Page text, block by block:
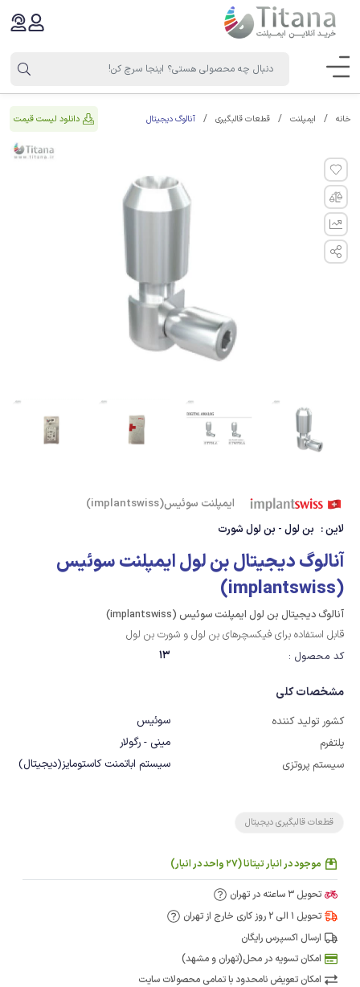
خانه ایمپلنت قطعات قالبگیری آنالوگ دیجیتال دانلود لیست قیمت
ایمپلنت سوئیس(implantswiss)
لاین : بن لول - بن لول شورت
آنالوگ دیجیتال بن لول ایمپلنت سوئیس
(implantswiss)
آنالوگ دیجیتال بن لول ایمپلنت سوئیس (implantswiss)
قابل استفاده برای فیکسچرهای بن لول و شورت بن لول
کد محصول :
13
مشخصات کلی
کشور تولید کننده
سوئیس
پلتفرم
مینی - رگولار
سیستم پروتزی
سیستم اباتمنت کاستومایز(دیجیتال)
قطعات قالبگیری دیجیتال
موجود در انبار تیتانا (27 واحد در انبار)
تحویل 3 ساعته در تهران
تحویل 1 الی 2 روز کاری خارج از تهران
ارسال اکسپرس رایگان
امکان تسویه در محل(تهران و مشهد)
امکان تعویض نامحدود با تمامی محصولات سایت